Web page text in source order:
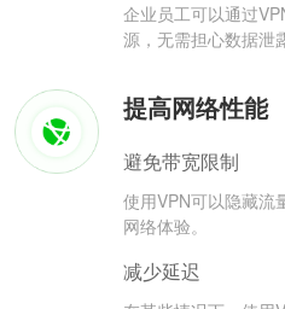
企业员工可以通过
源，无需担心数据泄
提高网络性能
避免带宽限制
使用VPN可以隐藏流
网络体验。
减少延迟